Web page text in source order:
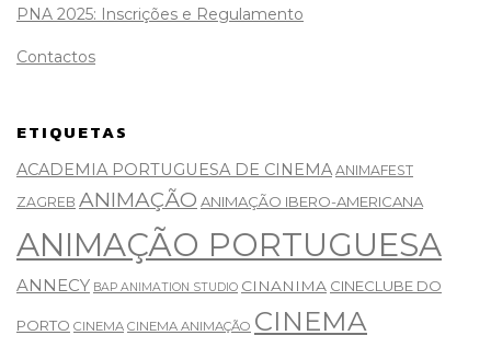
PNA 2025: Inscrições e Regulamento
Contactos
ETIQUETAS
ACADEMIA PORTUGUESA DE CINEMA ANIMAFEST
ZAGREB ANIMAÇÃO ANIMAÇÃO IBERO-AMERICANA
ANIMAÇÃO PORTUGUESA
ANNECY BAP ANIMATION STUDIO CINANIMA CINECLUBE DO
PORTO CINEMA CINEMA ANIMAÇÃO CINEMA